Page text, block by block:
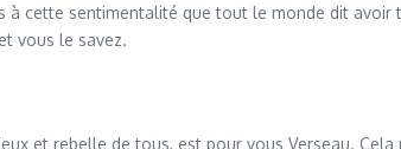
à cette sentimentalité que tout le monde dit
vous le savez.
et rebelle de tous, est pour vous Verseau.